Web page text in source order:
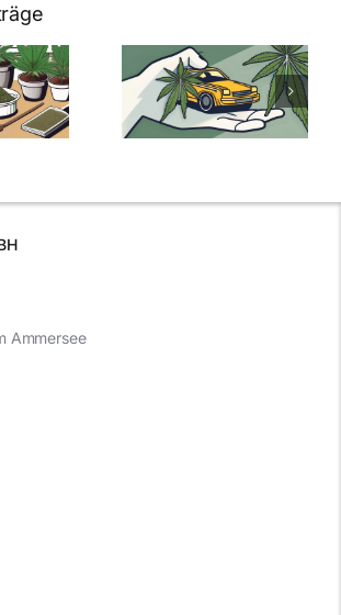
THC-
Sie über
und
Cannabis
Samen
kaufen: Alles
was Sie
Ammersee